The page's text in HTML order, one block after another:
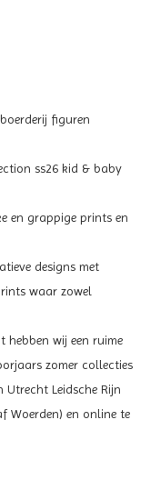
figuren
ss26 kid & baby
en grappige prints en
designs met
waar zowel
hebben wij een ruime
zomer collecties
Leidsche Rijn
Woerden) en online te